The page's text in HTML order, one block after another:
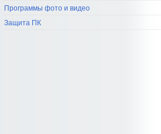
Программы фото и видео
Защита ПК